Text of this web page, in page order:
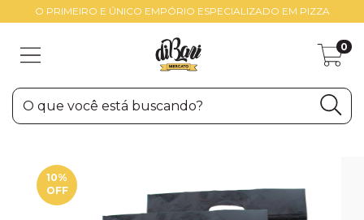
O PRIMEIRO E ÚNICO EMPÓRIO ESPECIALIZADO EM PIZZA
0
10%
OFF